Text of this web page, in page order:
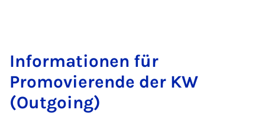
Informationen für
Promovierende der KW
(Outgoing)